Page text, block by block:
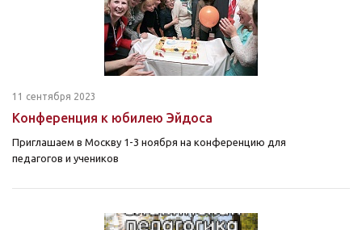
11 сентября 2023
Конференция к юбилею Эйдоса
Приглашаем в Москву 1-3 ноября на конференцию для
педагогов и учеников